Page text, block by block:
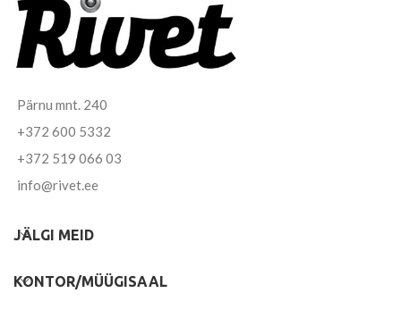
Pärnu mnt. 240
+372 600 5332
+372 519 066 03
info@rivet.ee
JÄLGI MEID
KONTOR/MÜÜGISAAL